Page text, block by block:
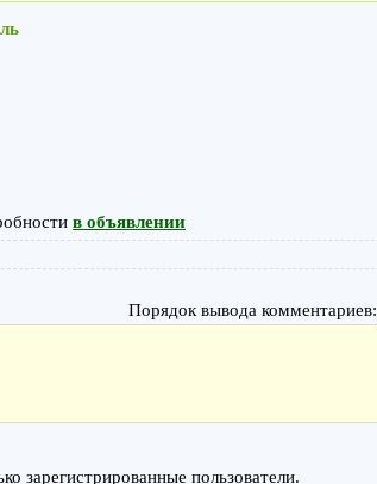
в объявлении
Порядок вывода комментариев:
зарегистрированные пользователи.